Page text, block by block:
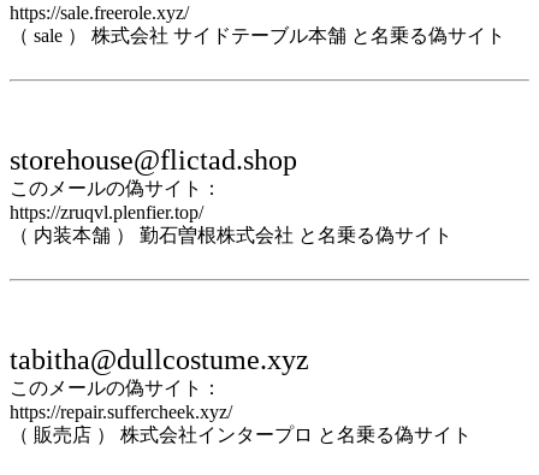
https://sale.freerole.xyz/
（ sale ） 株式会社 サイドテーブル本舗 と名乗る偽サイト
storehouse@flictad.shop
このメールの偽サイト：
https://zruqvl.plenfier.top/
（ 内装本舗 ） 勤石曽根株式会社 と名乗る偽サイト
tabitha@dullcostume.xyz
このメールの偽サイト：
https://repair.suffercheek.xyz/
（ 販売店 ） 株式会社インタープロ と名乗る偽サイト